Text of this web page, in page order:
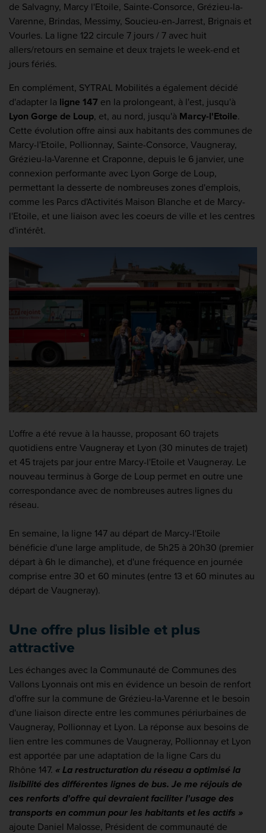
de Salvagny, Marcy l'Etoile, Sainte-Consorce, Grézieu-la-
Varenne, Brindas, Messimy, Soucieu-en-Jarrest, Brignais et
Vourles. La ligne 122 circule 7 jours / 7 avec huit
allers/retours en semaine et deux trajets le week-end et
jours fériés.
En complément, SYTRAL Mobilités a également décidé
d'adapter la ligne 147 en la prolongeant, à l'est, jusqu'à
Lyon Gorge de Loup, et, au nord, jusqu'à Marcy-l'Etoile.
Cette évolution offre ainsi aux habitants des communes de
Marcy-l'Etoile, Pollionnay, Sainte-Consorce, Vaugneray,
Grézieu-la-Varenne et Craponne, depuis le 6 janvier, une
connexion performante avec Lyon Gorge de Loup,
permettant la desserte de nombreuses zones d'emplois,
comme les Parcs d'Activités Maison Blanche et de Marcy-
l'Etoile, et une liaison avec les coeurs de ville et les centres
d'intérêt.
L'offre a été revue à la hausse, proposant 60 trajets
quotidiens entre Vaugneray et Lyon (30 minutes de trajet)
et 45 trajets par jour entre Marcy-l'Etoile et Vaugneray. Le
nouveau terminus à Gorge de Loup permet en outre une
correspondance avec de nombreuses autres lignes du
réseau.
En semaine, la ligne 147 au départ de Marcy-l'Etoile
bénéficie d'une large amplitude, de 5h25 à 20h30 (premier
départ à 6h le dimanche), et d'une fréquence en journée
comprise entre 30 et 60 minutes (entre 13 et 60 minutes au
départ de Vaugneray).
Une offre plus lisible et plus
attractive
Les échanges avec la Communauté de Communes des
Vallons Lyonnais ont mis en évidence un besoin de renfort
d'offre sur la commune de Grézieu-la-Varenne et le besoin
d'une liaison directe entre les communes périurbaines de
Vaugneray, Pollionnay et Lyon. La réponse aux besoins de
lien entre les communes de Vaugneray, Pollionnay et Lyon
est apportée par une adaptation de la ligne Cars du
Rhône 147. « La restructuration du réseau a optimisé la
lisibilité des différentes lignes de bus. Je me réjouis de
ces renforts d'offre qui devraient faciliter l'usage des
transports en commun pour les habitants et les actifs »
ajoute Daniel Malosse, Président de communauté de